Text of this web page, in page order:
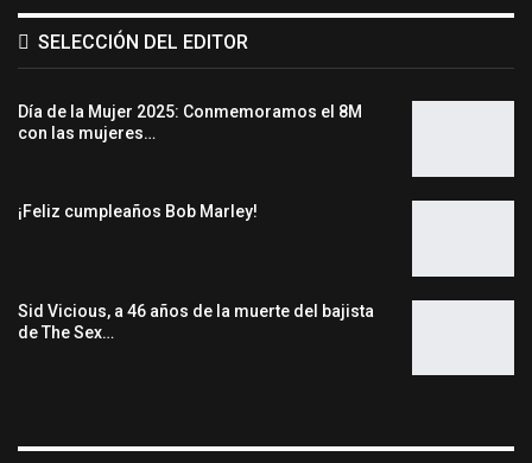
SELECCIÓN DEL EDITOR
Día de la Mujer 2025: Conmemoramos el 8M
con las mujeres…
¡Feliz cumpleaños Bob Marley!
Sid Vicious, a 46 años de la muerte del bajista
de The Sex…